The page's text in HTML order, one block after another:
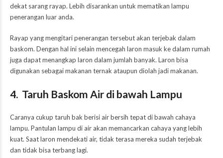
dekat sarang rayap. Lebih disarankan untuk mematikan lampu
penerangan luar anda.
Rayap yang mengitari penerangan tersebut akan terjebak dalam
baskom. Dengan hal ini selain mencegah laron masuk ke dalam rumah
juga dapat menangkap laron dalam jumlah banyak. Laron bisa
digunakan sebagai makanan ternak ataupun diolah jadi makanan.
4. Taruh Baskom Air di bawah Lampu
Caranya cukup taruh bak berisi air bersih tepat di bawah cahaya
lampu. Pantulan lampu di air akan memancarkan cahaya yang lebih
kuat. Saat laron mendekati air, tidak terasa mereka sudah terjebak
dan tidak bisa terbang lagi.